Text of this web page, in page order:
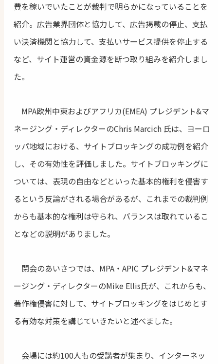
費を稼いでいたことが裁判で明らかになっていることを
紹介。広告業界団体と協力して、広告掲載の停止、支払
い決済機関と協力して、支払いサービス提供を停止する
など、サイト運営の資金源を断つ取り組みを紹介しまし
た。
MPA欧州中東およびアフリカ(EMEA) プレジデント&マ
ネージング・ディレクターのChris Marcich 氏は、ヨーロ
ッパ地域における、サイトブロッキングの成功例を紹介
し、その有効性を評価しました。サイトブロッキングに
ついては、表現の自由などといった基本的権利を侵害す
るという反論がされる場合があるが、これまでの裁判例
からも基本的な権利は守られ、バランスは取れているこ
となどの説明がありました。
閉会のあいさつでは、MPA・APIC プレジデント&マネ
ージング・ディレクターのMike Ellis氏が、これからも、
著作権侵害に対して、サイトブロッキングをはじめとす
る有効な対策を講じていきたいと述べました。
会場には約100人もの受講者が集まり、インターネッ